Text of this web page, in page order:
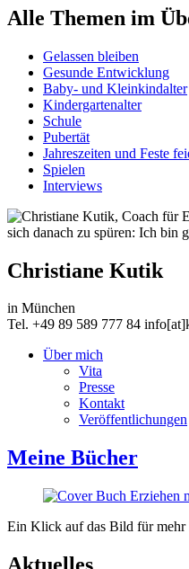
Alle Themen im
Gelassen bleiben
Gesunde Entwicklung
Baby- und Kleinkindalter
Kindergartenalter
Schule
Pubertät
Jahreszeiten und Feste
Spielen
Interviews
sich danach zu spüren: Ich bin
Christiane Kutik
in München
Tel. +49 89 589 777 84
Über mich
Vita
Presse
Kontakt
Veröffentlichungen
Meine Bücher
Ein Klick auf das Bild für mehr